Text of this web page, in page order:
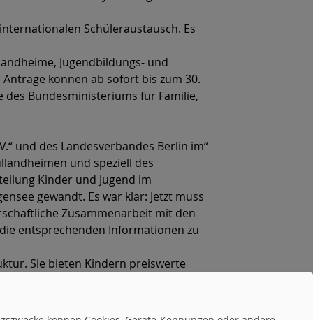
Schüleraustausch. Es
Jugendbildungs- und
können ab sofort bis zum 30.
Bundesministeriums für Familie,
und des Landesverbandes Berlin im“
und speziell des
Kinder und Jugend im
gewandt. Es war klar: Jetzt muss
Zusammenarbeit mit den
entsprechenden Informationen zu
Sie bieten Kindern preiswerte